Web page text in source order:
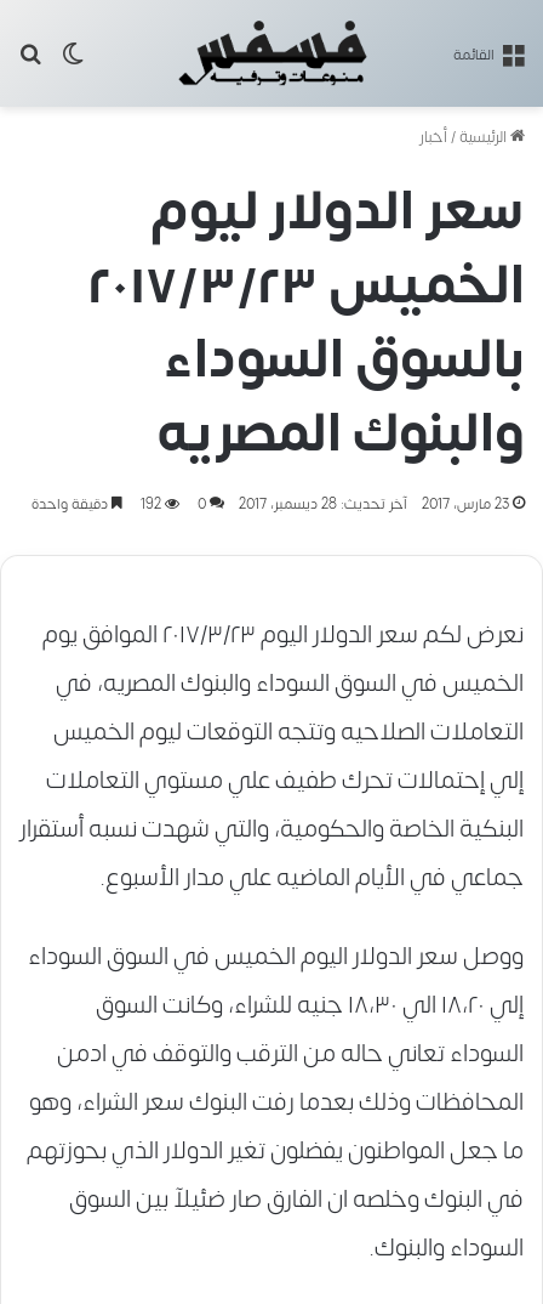
القائمة
الرئيسية/أخبار
سعر الدولار ليوم
الخميس ٢٠١٧/٣/٢٣
بالسوق السوداء
والبنوك المصريه
23 مارس، 2017 آخر تحديث: 28 ديسمبر، 2017 0
192 دقيقة واحدة
نعرض لكم سعر الدولار اليوم ٢٠١٧/٣/٢٣ الموافق يوم
الخميس في السوق السوداء والبنوك المصريه، في
التعاملات الصلاحيه وتتجه التوقعات ليوم الخميس
إلي إحتمالات تحرك طفيف علي مستوي التعاملات
البنكية الخاصة والحكومية، والتي شهدت نسبه أستقرار
جماعي في الأيام الماضيه علي مدار الأسبوع.
ووصل سعر الدولار اليوم الخميس في السوق السوداء
إلي ١٨،٢٠ الي ١٨،٣٠ جنيه للشراء، وكانت السوق
السوداء تعاني حاله من الترقب والتوقف في ادمن
المحافظات وذلك بعدما رفت البنوك سعر الشراء، وهو
ما جعل المواطنون يفضلون تغير الدولار الذي بحوزتهم
في البنوك وخلصه ان الفارق صار ضئيلآ بين السوق
السوداء والبنوك.